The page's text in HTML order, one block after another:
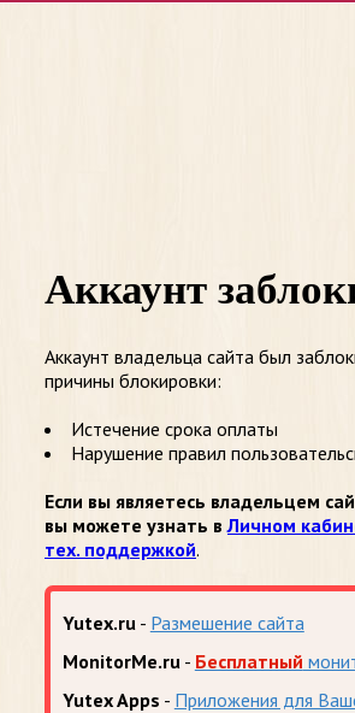
Аккаунт
Аккаунт владельца сайта был
причины блокировки:
Истечение срока оплаты
Нарушение правил
Если вы являетесь владельцем
вы можете узнать вЛичном
тех. поддержкой.
Yutex.ru - Размешение сайта
MonitorMe.ru - Бесплатный
Yutex Apps - Приложения для